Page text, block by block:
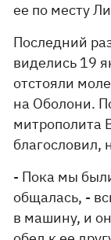
ее по месту
Последний
виделись 19
отстояли
на Оболони.
митрополита
благословил,
- Пока мы
общалась, -
в машину, и